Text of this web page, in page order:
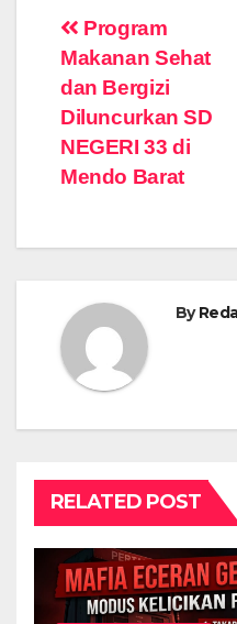
Navigasi
pos
Program
Makanan Sehat
dan Bergizi
Diluncurkan SD
NEGERI 33 di
Mendo Barat
By
RELATED POST